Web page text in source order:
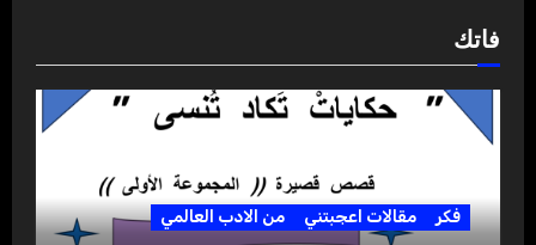
فاتك
فكر مقالات اعجبتني من الادب العالمي